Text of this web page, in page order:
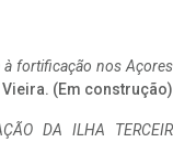
à fortificação nos
Vieira. (Em construção)
DA ILHA